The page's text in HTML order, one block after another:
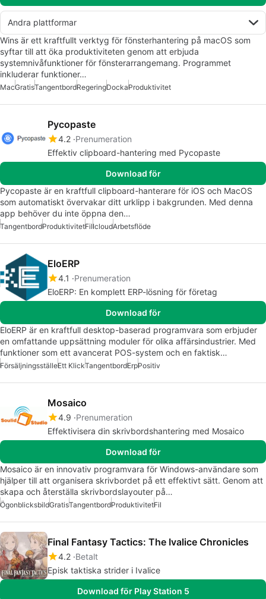
Andra plattformar
Wins är ett kraftfullt verktyg för fönsterhantering på macOS som
syftar till att öka produktiviteten genom att erbjuda
systemnivåfunktioner för fönsterarrangemang. Programmet
inkluderar funktioner…
MacGratisTangentbordRegeringDockaProduktivitet
Pycopaste
4.2 Prenumeration
Effektiv clipboard-hantering med Pycopaste
Download för
Pycopaste är en kraftfull clipboard-hanterare för iOS och MacOS
som automatiskt övervakar ditt urklipp i bakgrunden. Med denna
app behöver du inte öppna den…
TangentbordProduktivitetFilIcloudArbetsflöde
EloERP
4.1
Prenumeration
EloERP: En komplett ERP-lösning för företag
Download för
EloERP är en kraftfull desktop-baserad programvara som erbjuder
en omfattande uppsättning moduler för olika affärsindustrier. Med
funktioner som ett avancerat POS-system och en faktisk…
FörsäljningsställeEtt KlickTangentbordErpPositiv
Mosaico
4.9 Prenumeration
Effektivisera din skrivbordshantering med Mosaico
Download för
Mosaico är en innovativ programvara för Windows-användare som
hjälper till att organisera skrivbordet på ett effektivt sätt. Genom att
skapa och återställa skrivbordslayouter på…
ÖgonblicksbildGratisTangentbordProduktivitetFil
Final Fantasy Tactics: The Ivalice Chronicles
4.2 Betalt
Episk taktiska strider i Ivalice
Download för Play Station 5